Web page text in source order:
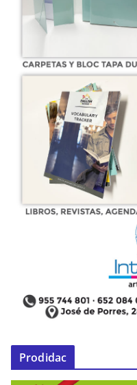
Prodidac